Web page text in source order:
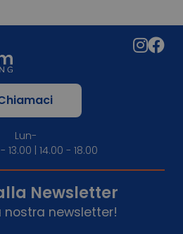
Lun-
13.00 | 14.00 - 18.00
Newsletter
nostra newsletter!